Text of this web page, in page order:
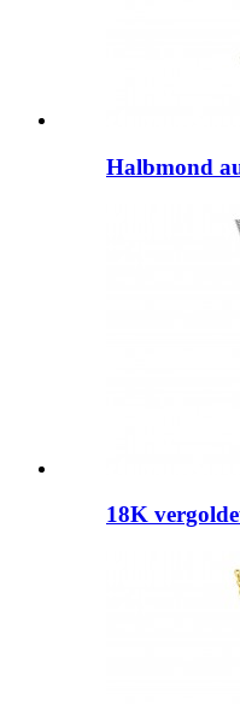
Halbmond
18K